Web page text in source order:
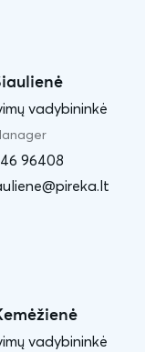
vadybininkė
96408
vadybininkė